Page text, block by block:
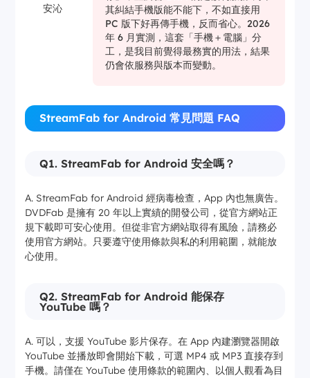
安沁
其糾結手機版能不能下，不如直接用
PC 版下好再傳手機，反而省心。2026
年 6 月實測，這套「手機＋電腦」分
工，是我目前覺得最務實的用法，結果
仍會依服務與版本而變動。
StreamFab for Android 常見問題 FAQ
Q1. StreamFab for Android 安全嗎？
A. StreamFab for Android 經病毒檢查，App 內也無廣告。
DVDFab 是擁有 20 年以上實績的開發公司，從官方網站正
規下載即可安心使用。但從非官方網站取得有風險，請務必
使用官方網站。只要遵守使用條款與私的利用範圍，就能放
心使用。
Q2. StreamFab for Android 能保存
YouTube 嗎？
A. 可以，支援 YouTube 影片保存。在 App 內建瀏覽器開啟
YouTube 並播放即會開始下載，可選 MP4 或 MP3 直接存到
手機。請僅在 YouTube 使用條款的範圍內、以個人觀看為目